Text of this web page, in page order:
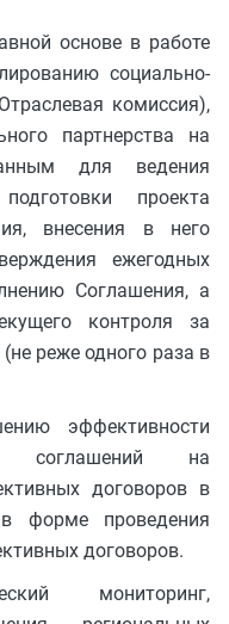
основе в работе
социально-
комиссия),
партнерства на
для ведения
проекта
внесения в него
ежегодных
Соглашения, а
контроля за
реже одного раза в
эффективности
соглашений на
договоров в
форме проведения
договоров.
мониторинг,